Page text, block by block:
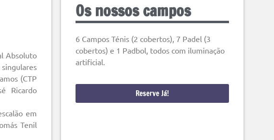
Absoluto
(CTP
Ricardo
em
Tenil
Os nossos campos
6 Campos Ténis (2 cobertos), 7 Padel (3
cobertos) e 1 Padbol, todos com iluminação
artificial.
Reserve Já!